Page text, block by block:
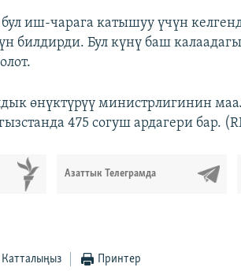
иш-чарага катышуу үчүн
билдирди. Бул күнү баш
өнүктүрүү министрлигинин
475 согуш ардагери бар.
Азаттык Телеграмда
Катталыңыз Принтер